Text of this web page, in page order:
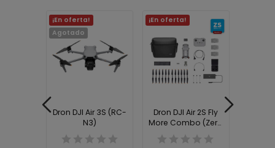
¡En oferta!
Agotado
Dron DJI Air 3S (RC-
N3)
¡En oferta!
Dron DJI Air 2S Fly
More Combo (Zero